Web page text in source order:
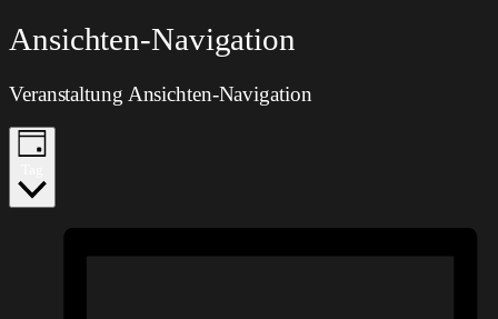
Ansichten-Navigation
Veranstaltung Ansichten-Navigation